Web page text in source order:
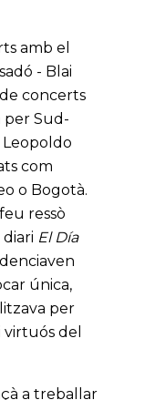
amb el
- Blai
de concerts
per Sud-
Leopoldo
com
o Bogotà.
ressò
El Día
única,
per
del
a treballar